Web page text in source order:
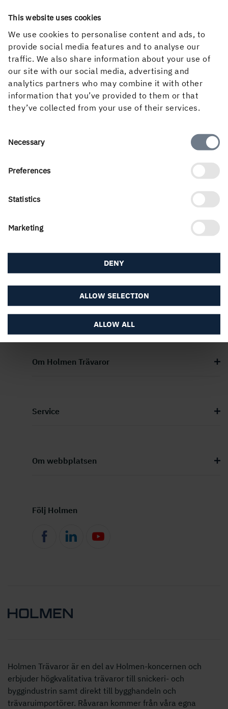
This website uses cookies
We use cookies to personalise content and ads, to
provide social media features and to analyse our
traffic. We also share information about your use of
our site with our social media, advertising and
analytics partners who may combine it with other
information that you’ve provided to them or that
they’ve collected from your use of their services.
Consent
Necessary
Preferences
Statistics
Marketing
ALLOW ALL
ALLOW SELECTION
DENY
vill använda i princip allt virke de beställer. För att klara
det på ett klokt sätt är dialogen med leverantören väldigt
viktig, menar Annica:
– Dialogen med Holmen är helt avgörande. Att få respons
på funderingar och lyssna på våra behov – det är Holmen
jätteduktiga på!
” eller
EU:s avskogningsförordning. Syftet är att hindra att
försämring av skog importeras till eller exporteras från
Om Holmen Trävaror
Service
Om webbplatsen
Följ Holmen
Holmen Trävaror är en del av Holmen-koncernen och
erbjuder högkvalitativa trävaror till snickeri- och
byggindustrin samt direkt till bygghandeln och
trävaruimportörer. Råvaran kommer från våra egna